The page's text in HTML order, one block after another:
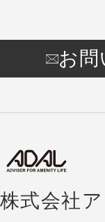
お問
株式会社